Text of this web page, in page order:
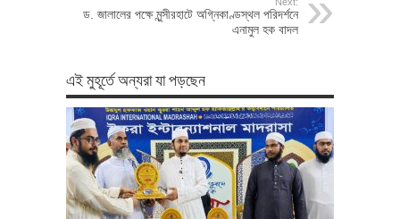
ড. জালালের পক্ষে মুন্সীরহাটে অগ্নিকাণ্ডস্থল পরিদর্শনে
এনামুল হক বাদল
এই মুহূর্তে অন্যরা যা পড়ছেন